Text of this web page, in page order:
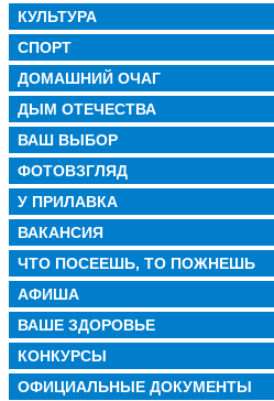
КУЛЬТУРА
СПОРТ
ДОМАШНИЙ ОЧАГ
ДЫМ ОТЕЧЕСТВА
ВАШ ВЫБОР
ФОТОВЗГЛЯД
У ПРИЛАВКА
ВАКАНСИЯ
ЧТО ПОСЕЕШЬ, ТО ПОЖНЕШЬ
АФИША
ВАШЕ ЗДОРОВЬЕ
КОНКУРСЫ
ОФИЦИАЛЬНЫЕ ДОКУМЕНТЫ